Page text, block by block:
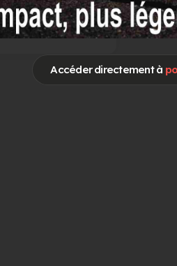
Accéder directement à
publicité sur
Pompier Center